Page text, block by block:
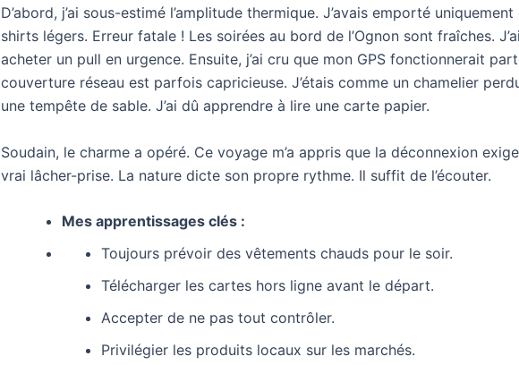
D’abord, j’ai sous-estimé l’amplitude thermique. J’avais emporté
shirts légers. Erreur fatale ! Les soirées au bord de l’Ognon sont fraîches.
acheter un pull en urgence. Ensuite, j’ai cru que mon GPS fonctionnerait
couverture réseau est parfois capricieuse. J’étais comme un chamelier
une tempête de sable. J’ai dû apprendre à lire une carte papier.
Soudain, le charme a opéré. Ce voyage m’a appris que la déconnexion
vrai lâcher-prise. La nature dicte son propre rythme. Il suffit de l’écouter.
Mes apprentissages clés :
Toujours prévoir des vêtements chauds pour le soir.
Télécharger les cartes hors ligne avant le départ.
Accepter de ne pas tout contrôler.
Privilégier les produits locaux sur les marchés.